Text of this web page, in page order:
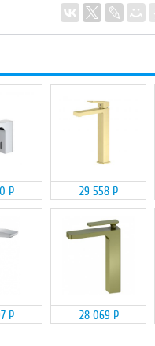
Р 29 558 Р
Р 28 069 Р